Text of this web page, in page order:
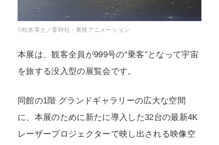
©松本零士／零時社・東映アニメーション
本展は、観客全員が999号の“乗客”となって宇宙
を旅する没入型の展覧会です。
同館の1階 グランドギャラリーの広大な空間
に、本展のために新たに導入した32台の最新4K
レーザープロジェクターで映し出される映像空